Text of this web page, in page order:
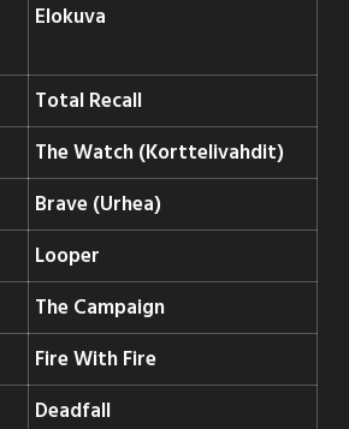
Elokuva
Total Recall
The Watch (Korttelivahdit)
Brave (Urhea)
Looper
The Campaign
Fire With Fire
Deadfall